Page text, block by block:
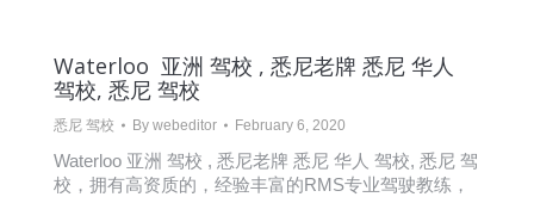
Waterloo 亚洲 驾校 , 悉尼老牌 悉尼 华人
驾校, 悉尼 驾校
悉尼 驾校 By webeditor February 6, 2020
Waterloo 亚洲 驾校 , 悉尼老牌 悉尼 华人 驾校, 悉尼 驾
校，拥有高资质的，经验丰富的RMS专业驾驶教练，